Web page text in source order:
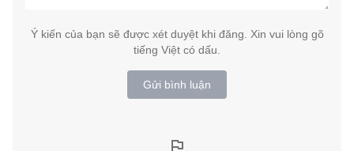
Ý kiến của bạn sẽ được xét duyệt khi đăng. Xin vui lòng gõ
tiếng Việt có dấu.
Gửi bình luận